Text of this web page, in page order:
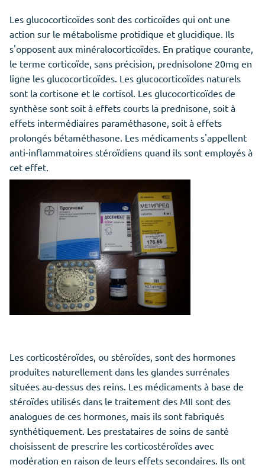
Les glucocorticoïdes sont des corticoïdes qui ont une
action sur le métabolisme protidique et glucidique. Ils
s'opposent aux minéralocorticoïdes. En pratique courante,
le terme corticoïde, sans précision, prednisolone 20mg en
ligne les glucocorticoïdes. Les glucocorticoïdes naturels
sont la cortisone et le cortisol. Les glucocorticoïdes de
synthèse sont soit à effets courts la prednisone, soit à
effets intermédiaires paraméthasone, soit à effets
prolongés bétaméthasone. Les médicaments s'appellent
anti-inflammatoires stéroïdiens quand ils sont employés à
cet effet.
Les corticostéroïdes, ou stéroïdes, sont des hormones
produites naturellement dans les glandes surrénales
situées au-dessus des reins. Les médicaments à base de
stéroïdes utilisés dans le traitement des MII sont des
analogues de ces hormones, mais ils sont fabriqués
synthétiquement. Les prestataires de soins de santé
choisissent de prescrire les corticostéroïdes avec
modération en raison de leurs effets secondaires. Ils ont